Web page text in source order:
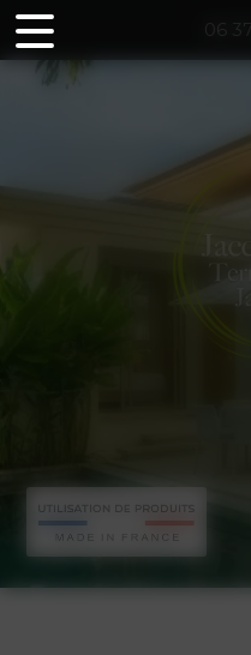
Panneau de gestion des
06